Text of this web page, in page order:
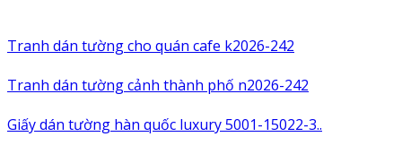
Tranh dán tường cho quán cafe k2026-242
Tranh dán tường cảnh thành phố n2026-242
Giấy dán tường hàn quốc luxury 5001-15022-3..